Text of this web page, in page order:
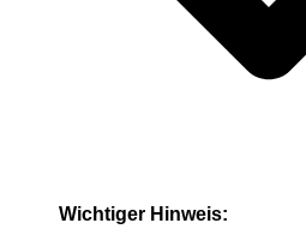
Wichtiger Hinweis: